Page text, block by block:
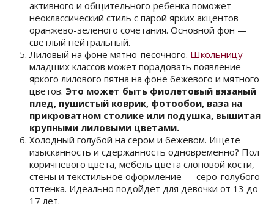
активного и общительного ребенка поможет
неоклассический стиль с парой ярких акцентов
оранжево-зеленого сочетания. Основной фон —
светлый нейтральный.
Лиловый на фоне мятно-песочного. Школьницу
младших классов может порадовать появление
яркого лилового пятна на фоне бежевого и мятного
цветов. Это может быть фиолетовый вязаный
плед, пушистый коврик, фотообои, ваза на
прикроватном столике или подушка, вышитая
крупными лиловыми цветами.
Холодный голубой на сером и бежевом. Ищете
изысканность и сдержанность одновременно? Пол
коричневого цвета, мебель цвета слоновой кости,
стены и текстильное оформление — серо-голубого
оттенка. Идеально подойдет для девочки от 13 до
17 лет.